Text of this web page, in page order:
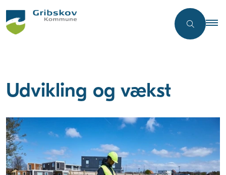
Udvikling og vækst